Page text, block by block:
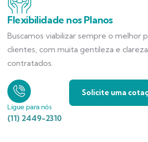
Flexibilidade nos Planos
Buscamos viabilizar sempre o melhor
clientes, com muita gentileza e
contratados.
Ligue para nós
(11) 2449-2310
Solicite uma